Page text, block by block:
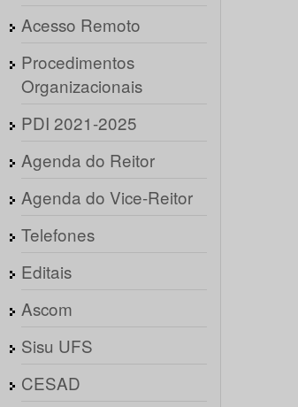
Acesso Remoto
Procedimentos
Organizacionais
PDI 2021-2025
Agenda do Reitor
Agenda do Vice-Reitor
Telefones
Editais
Ascom
Sisu UFS
CESAD